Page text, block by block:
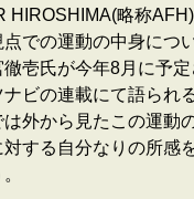
HIROSHIMA(略称AFH)
点での運動の中身につ
徹壱氏が今年8月に予
ナビの連載にて語られ
外から見たこの運動
する自分なりの所感